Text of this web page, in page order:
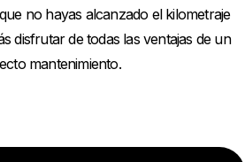
no hayas alcanzado el kilometraje
disfrutar de todas las ventajas de un
mantenimiento.